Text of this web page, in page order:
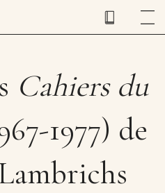
Cahiers du
1977) de